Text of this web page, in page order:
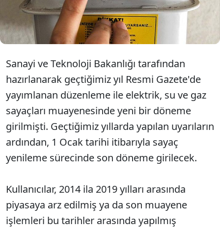
verilen süre içerisinde sayaç değişimini yapmayan
kullanıcılara 10 bin lira para cezası kesileceği
belirtildi.
Sanayi ve Teknoloji Bakanlığı tarafından
hazırlanarak geçtiğimiz yıl Resmi Gazete'de
yayımlanan düzenleme ile elektrik, su ve gaz
sayaçları muayenesinde yeni bir döneme
girilmişti. Geçtiğimiz yıllarda yapılan uyarıların
ardından, 1 Ocak tarihi itibarıyla sayaç
yenileme sürecinde son döneme girilecek.
Kullanıcılar, 2014 ila 2019 yılları arasında
piyasaya arz edilmiş ya da son muayene
işlemleri bu tarihler arasında yapılmış